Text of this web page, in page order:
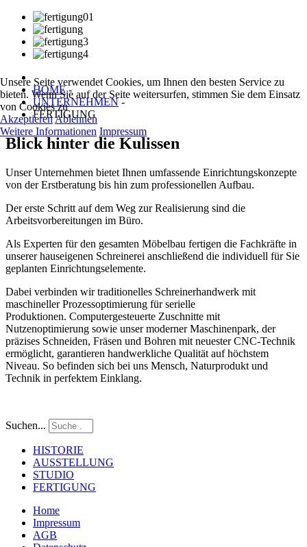
HOME -
UNTERNEHMEN -
FERTIGUNG
Blick hinter die Kulissen
Unser Unternehmen bietet Ihnen umfassende Einrichtungskonzepte
von der Erstberatung bis hin zum professionellen Aufbau.
Der erste Schritt auf dem Weg zur Realisierung sind die
Arbeitsvorbereitungen im Büro.
Als Experten für den gesamten Möbelbau fertigen die Fachkräfte in
unserer hauseigenen Schreinerei anschließend die individuell für Sie
geplanten Einrichtungselemente.
Dabei verbinden wir traditionelles Schreinerhandwerk mit
maschineller Prozessoptimierung für serielle
Produktionen. Computergesteuerte Zuschnitte mit
Nutzenoptimierung sowie unser moderner Maschinenpark, der
präzises Schneiden, Fräsen und Bohren mit neuester CNC-Technik
ermöglicht, garantieren handwerkliche Qualität auf höchstem
Niveau. So befinden sich bei uns Mensch, Naturprodukt und
Technik in perfektem Einklang.
Suchen...
HISTORIE
AUSSTELLUNG
STUDIO
FERTIGUNG
Home
Impressum
AGB
Unsere Seite verwendet Cookies, um Ihnen den besten Service zu
bieten. Wenn Sie auf der Seite weitersurfen, stimmen Sie dem Einsatz
von Cookies zu
AkzeptierenAblehnen
Weitere Informationen Impressum